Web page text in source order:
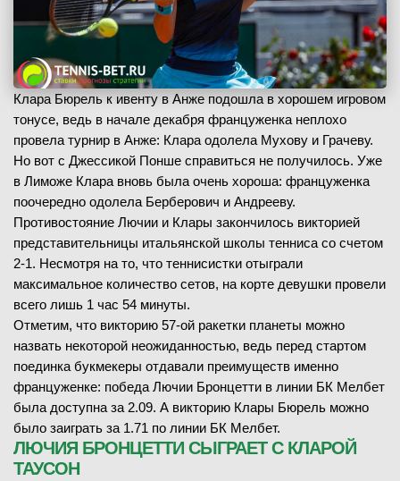
Клара Бюрель к ивенту в Анже подошла в хорошем игровом
тонусе, ведь в начале декабря француженка неплохо
провела турнир в Анже: Клара одолела Мухову и Грачеву.
Но вот с Джессикой Понше справиться не получилось. Уже
в Лиможе Клара вновь была очень хороша: француженка
поочередно одолела Берберович и Андрееву.
Противостояние Лючии и Клары закончилось викторией
представительницы итальянской школы тенниса со счетом
2-1. Несмотря на то, что теннисистки отыграли
максимальное количество сетов, на корте девушки провели
всего лишь 1 час 54 минуты.
Отметим, что викторию 57-ой ракетки планеты можно
назвать некоторой неожиданностью, ведь перед стартом
поединка букмекеры отдавали преимуществ именно
француженке: победа Лючии Бронцетти в линии БК Мелбет
была доступна за 2.09. А викторию Клары Бюрель можно
было заиграть за 1.71 по линии БК Мелбет.
ЛЮЧИЯ БРОНЦЕТТИ СЫГРАЕТ С КЛАРОЙ
ТАУСОН